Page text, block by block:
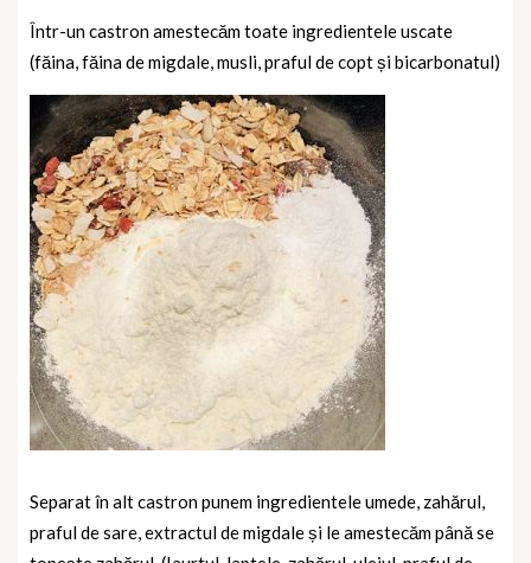
Într-un castron amestecăm toate ingredientele uscate
(făina, făina de migdale, musli, praful de copt și bicarbonatul)
Separat în alt castron punem ingredientele umede, zahărul,
praful de sare, extractul de migdale și le amestecăm până se